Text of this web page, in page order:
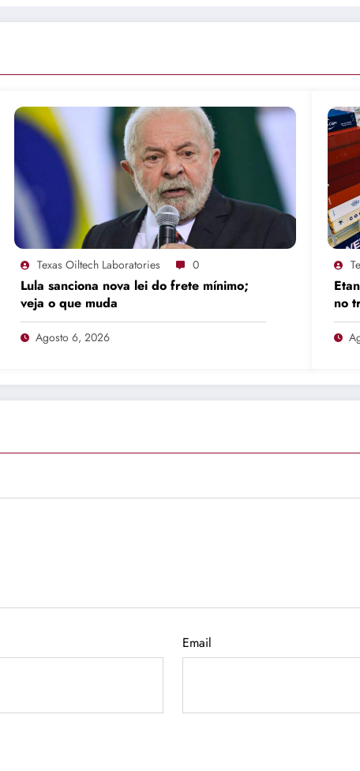
Texas Oiltech Laboratories 0
Lula sanciona nova lei do frete mínimo;
veja o que muda
Agosto 6, 2026
no
Email